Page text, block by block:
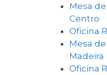
Mesa
Centro
Oficina
Mesa
Madeira
Oficina